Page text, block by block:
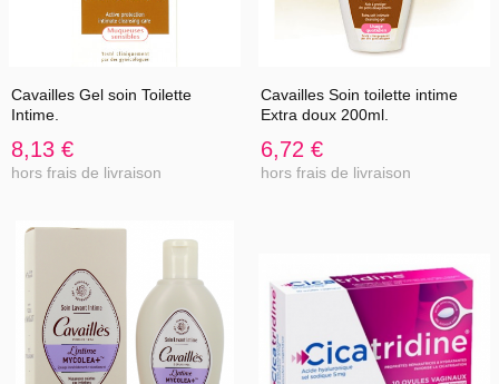
Cavailles Gel soin Toilette
Intime.
8,13 €
hors frais de livraison
Cavailles Soin toilette intime
Extra doux 200ml.
6,72 €
hors frais de livraison